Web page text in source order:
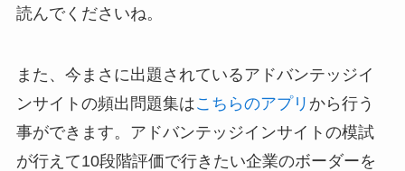
読んでくださいね。
また、今まさに出題されているアドバンテッジイ
ンサイトの頻出問題集はこちらのアプリ から行う
事ができます。アドバンテッジインサイトの模試
が行えて10段階評価で行きたい企業のボーダーを